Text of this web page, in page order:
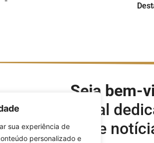
sua experiência de
personalizado e
Seja bem-
é um portal
eventos e